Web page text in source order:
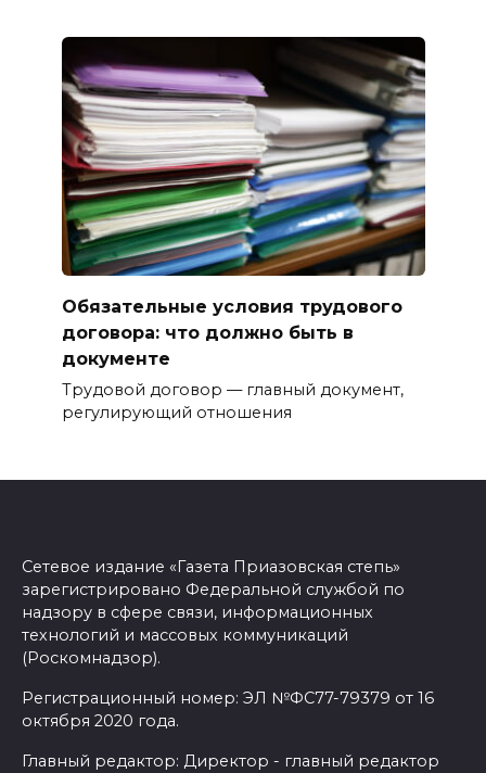
Обязательные условия трудового
договора: что должно быть в
документе
Трудовой договор — главный документ,
регулирующий отношения
Сетевое издание «Газета Приазовская степь»
зарегистрировано Федеральной службой по
надзору в сфере связи, информационных
технологий и массовых коммуникаций
(Роскомнадзор).
Регистрационный номер: ЭЛ №ФС77-79379 от 16
октября 2020 года.
Главный редактор: Директор - главный редактор